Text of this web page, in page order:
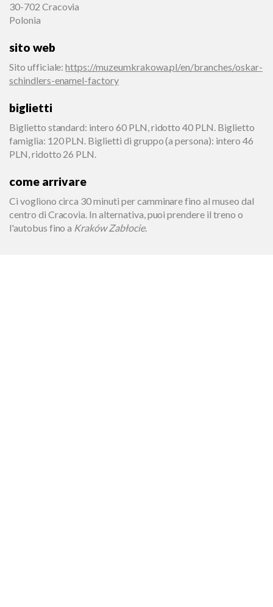
30-702 Cracovia
Polonia
sito web
Sito ufficiale:https://muzeumkrakowa.pl/en/branches/oskar-
schindlers-enamel-factory
biglietti
Biglietto standard: intero 60 PLN, ridotto 40 PLN. Biglietto
famiglia: 120 PLN. Biglietti di gruppo (a persona): intero 46
PLN, ridotto 26 PLN.
come arrivare
Ci vogliono circa 30 minuti per camminare fino al museo dal
centro di Cracovia. In alternativa, puoi prendere il treno o
l'autobus fino a Kraków Zabłocie.